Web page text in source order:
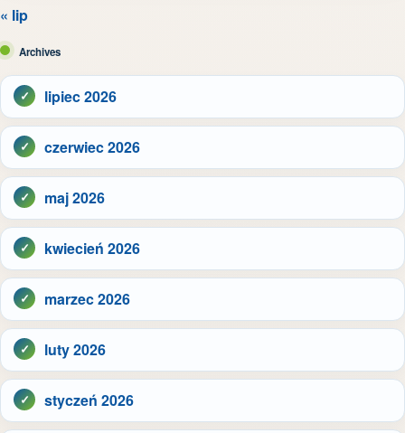
« lip
Archives
lipiec 2026
czerwiec 2026
maj 2026
kwiecień 2026
marzec 2026
luty 2026
styczeń 2026